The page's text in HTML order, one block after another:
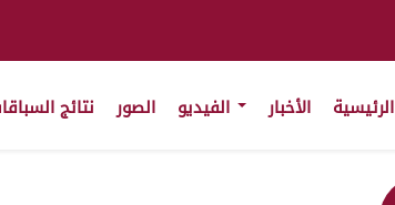
الرئيسية الأخبار الصور نتائج